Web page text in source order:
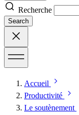
Recherche
Search
Accueil
Productivité
Le soutènement